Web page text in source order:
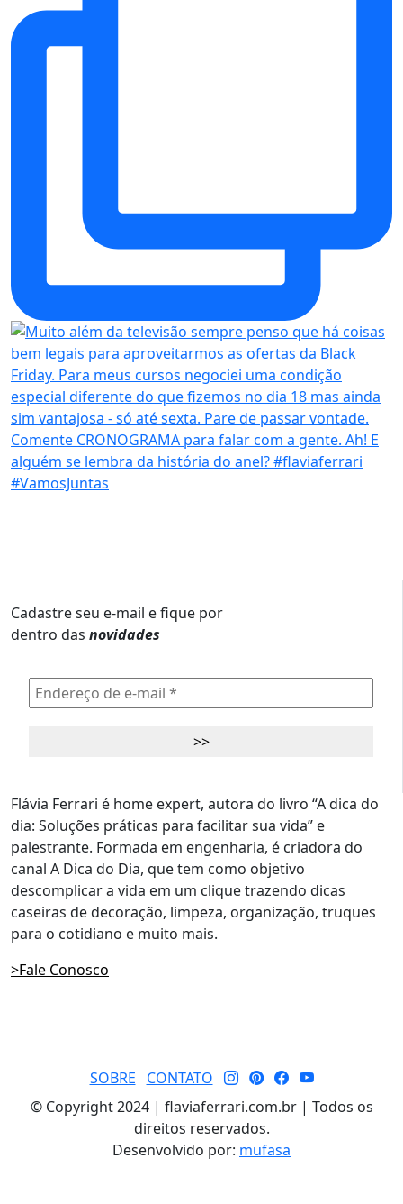
Cadastre seu e-mail e fique por
dentro das novidades
Flávia Ferrari é home expert, autora do livro “A dica do
dia: Soluções práticas para facilitar sua vida” e
palestrante. Formada em engenharia, é criadora do
canal A Dica do Dia, que tem como objetivo
descomplicar a vida em um clique trazendo dicas
caseiras de decoração, limpeza, organização, truques
para o cotidiano e muito mais.
>Fale Conosco
SOBRE
CONTATO
© Copyright 2024 | flaviaferrari.com.br | Todos os
direitos reservados.
Desenvolvido por: mufasa